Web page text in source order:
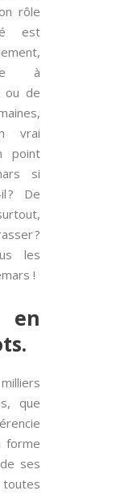
rôle
est
à
ou de
vrai
point
si
? De
?
les
!
en
que
forme
ses